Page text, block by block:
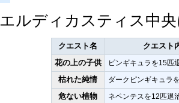
エルディカスティス中
クエスト名
クエスト
花の上の子供
ピンギキュラを15匹
枯れた純情 ダークピンギキュラ
危ない植物 ネペンテスを12匹退